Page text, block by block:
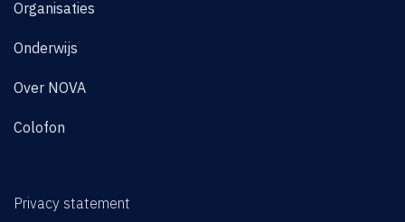
Organisaties
Onderwijs
Over NOVA
Colofon
Privacy statement